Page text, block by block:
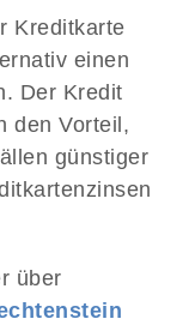
Kreditkarte
einen
Der Kredit
den Vorteil,
günstiger
über